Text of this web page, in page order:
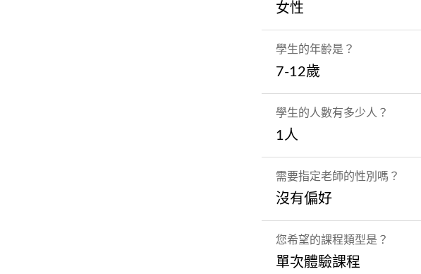
女性
學生的年齡是？
7-12歲
學生的人數有多少人？
1人
需要指定老師的性別嗎？
沒有偏好
您希望的課程類型是？
單次體驗課程